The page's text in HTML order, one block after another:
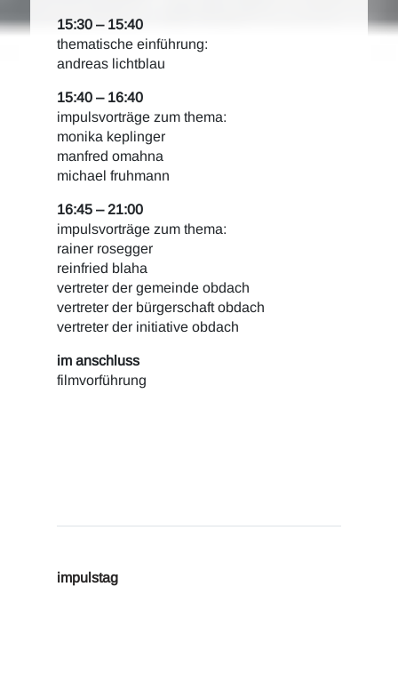
15:30 – 15:40
thematische einführung:
andreas lichtblau
15:40 – 16:40
impulsvorträge zum thema:
monika keplinger
manfred omahna
michael fruhmann
16:45 – 21:00
impulsvorträge zum thema:
rainer rosegger
reinfried blaha
vertreter der gemeinde obdach
vertreter der bürgerschaft obdach
vertreter der initiative obdach
im anschluss
filmvorführung
impulstag